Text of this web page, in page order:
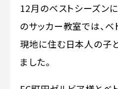
12月のベストシーズン
のサッカー教室では、ベ
現地に住む日本人の子
ました。